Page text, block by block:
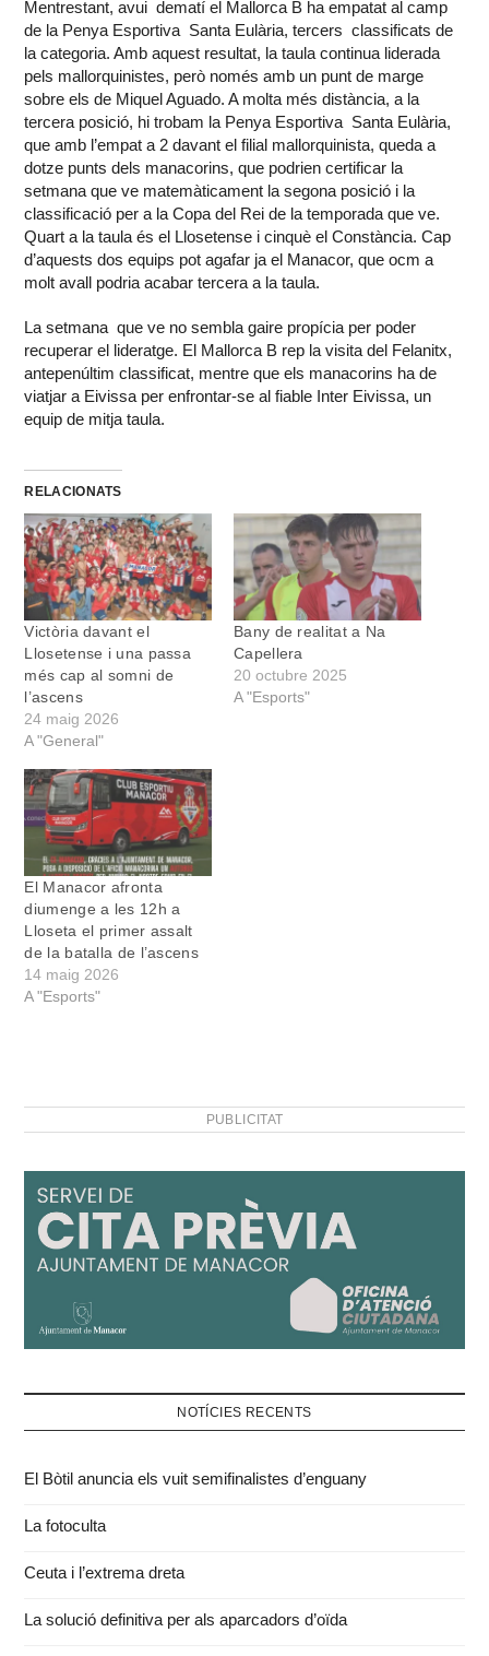
Mentrestant, avui dematí el Mallorca B ha empatat al camp
de la Penya Esportiva Santa Eulària, tercers classificats de
la categoria. Amb aquest resultat, la taula continua liderada
pels mallorquinistes, però només amb un punt de marge
sobre els de Miquel Aguado. A molta més distància, a la
tercera posició, hi trobam la Penya Esportiva Santa Eulària,
que amb l’empat a 2 davant el filial mallorquinista, queda a
dotze punts dels manacorins, que podrien certificar la
setmana que ve matemàticament la segona posició i la
classificació per a la Copa del Rei de la temporada que ve.
Quart a la taula és el Llosetense i cinquè el Constància. Cap
d’aquests dos equips pot agafar ja el Manacor, que ocm a
molt avall podria acabar tercera a la taula.
La setmana que ve no sembla gaire propícia per poder
recuperar el lideratge. El Mallorca B rep la visita del Felanitx,
antepenúltim classificat, mentre que els manacorins ha de
viatjar a Eivissa per enfrontar-se al fiable Inter Eivissa, un
equip de mitja taula.
RELACIONATS
Victòria davant el
Llosetense i una passa
més cap al somni de
l’ascens
24 maig 2026
A "General"
Bany de realitat a Na
Capellera
20 octubre 2025
A "Esports"
El Manacor afronta
diumenge a les 12h a
Lloseta el primer assalt
de la batalla de l’ascens
14 maig 2026
A "Esports"
PUBLICITAT
NOTÍCIES RECENTS
El Bòtil anuncia els vuit semifinalistes d’enguany
La fotoculta
Ceuta i l’extrema dreta
La solució definitiva per als aparcadors d’oïda